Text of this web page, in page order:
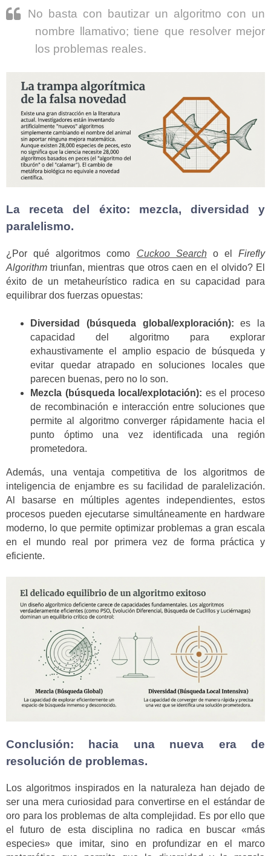
No basta con bautizar un algoritmo con un
nombre llamativo; tiene que resolver mejor
los problemas reales.
La receta del éxito: mezcla, diversidad y
paralelismo.
¿Por qué algoritmos como Cuckoo Searcho el Firefly
Algorithm triunfan, mientras que otros caen en el olvido? El
éxito de un metaheurístico radica en su capacidad para
equilibrar dos fuerzas opuestas:
Diversidad (búsqueda global/exploración): es la
capacidad del algoritmo para explorar
exhaustivamente el amplio espacio de búsqueda y
evitar quedar atrapado en soluciones locales que
parecen buenas, pero no lo son.
Mezcla (búsqueda local/explotación): es el proceso
de recombinación e interacción entre soluciones que
permite al algoritmo converger rápidamente hacia el
punto óptimo una vez identificada una región
prometedora.
Además, una ventaja competitiva de los algoritmos de
inteligencia de enjambre es su facilidad de paralelización.
Al basarse en múltiples agentes independientes, estos
procesos pueden ejecutarse simultáneamente en hardware
moderno, lo que permite optimizar problemas a gran escala
en el mundo real por primera vez de forma práctica y
eficiente.
Conclusión: hacia una nueva era de
resolución de problemas.
Los algoritmos inspirados en la naturaleza han dejado de
ser una mera curiosidad para convertirse en el estándar de
oro para los problemas de alta complejidad. Es por ello que
el futuro de esta disciplina no radica en buscar «más
especies» que imitar, sino en profundizar en el marco